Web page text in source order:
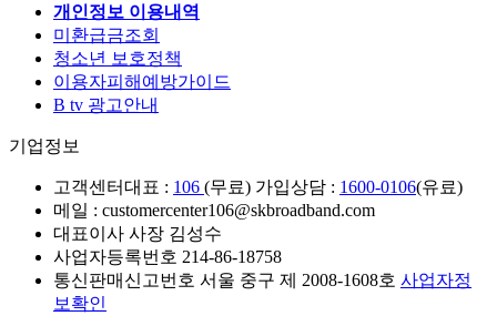
개인정보 이용내역
미환급금조회
청소년 보호정책
이용자피해예방가이드
B tv 광고안내
기업정보
고객센터대표 : 106 (무료) 가입상담 : 1600-0106(유료)
메일 : customercenter106@skbroadband.com
대표이사 사장 김성수
사업자등록번호 214-86-18758
통신판매신고번호 서울 중구 제 2008-1608호 사업자정
보확인